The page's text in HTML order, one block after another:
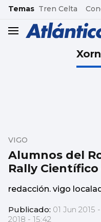
common.go-to-content
Temas Tren Celta
header.menu.open
Alumnos del
Rally
VIGO
redacción. vigo
Publicado: 01 Jun 2015 -
2018 - 15:42